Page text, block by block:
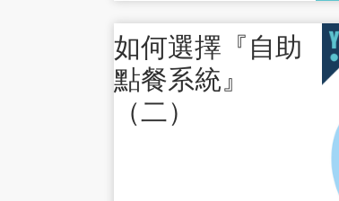
如何選擇『自助
點餐系統』
（二）